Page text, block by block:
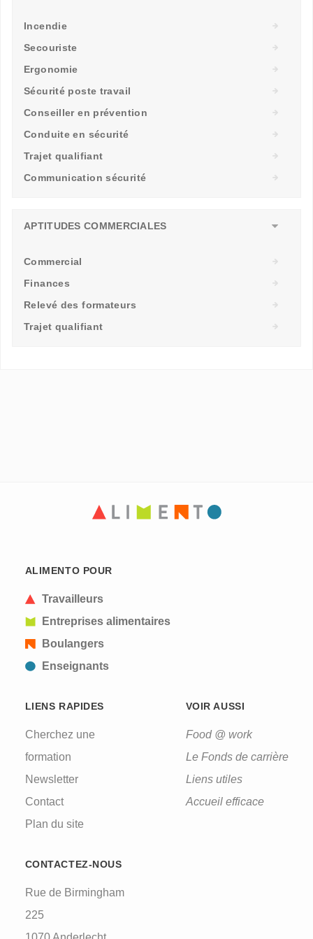
Incendie
Secouriste
Ergonomie
Sécurité poste travail
Conseiller en prévention
Conduite en sécurité
Trajet qualifiant
Communication sécurité
APTITUDES COMMERCIALES
Commercial
Finances
Relevé des formateurs
Trajet qualifiant
ALIMENTO POUR
Travailleurs
Entreprises alimentaires
Boulangers
Enseignants
LIENS RAPIDES
Cherchez une
formation
Newsletter
Contact
Plan du site
VOIR AUSSI
Food @ work
Le Fonds de carrière
Liens utiles
Accueil efficace
CONTACTEZ-NOUS
Rue de Birmingham
225